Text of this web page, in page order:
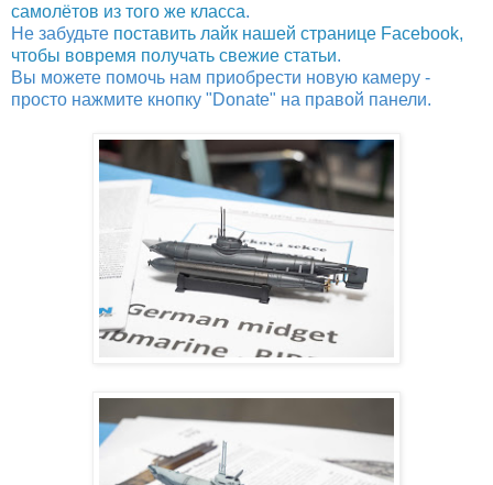
самолётов из того же класса.
Не забудьте поставить лайк нашей странице Facebook,
чтобы вовремя получать свежие статьи.
Вы можете помочь нам приобрести новую камеру -
просто нажмите кнопку "Donate" на правой панели.